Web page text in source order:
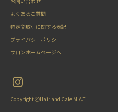
よくあるご質問
特定商取引に関する表記
プライバシーポリシー
サロンホームページへ
Copyright ⓒHair and Cafe M.A.T